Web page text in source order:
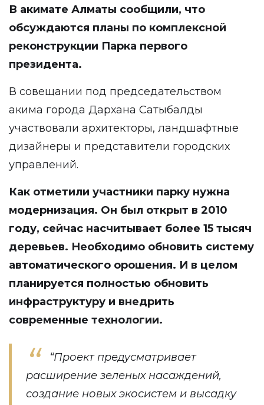
В акимате Алматы сообщили, что
обсуждаются планы по комплексной
реконструкции Парка первого
президента.
В совещании под председательством
акима города Дархана Сатыбалды
участвовали архитекторы, ландшафтные
дизайнеры и представители городских
управлений.
Как отметили участники парку нужна
модернизация. Он был открыт в 2010
году, сейчас насчитывает более 15 тысяч
деревьев. Необходимо обновить систему
автоматического орошения. И в целом
планируется полностью обновить
инфраструктуру и внедрить
современные технологии.
“Проект предусматривает
расширение зеленых насаждений,
создание новых экосистем и высадку